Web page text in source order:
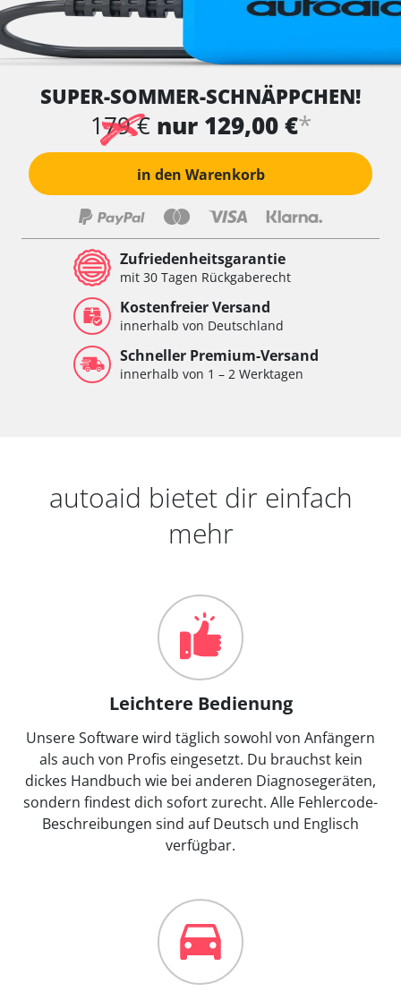
SUPER-SOMMER-SCHNÄPPCHEN!
179 € nur 129,00 €*
in den Warenkorb
Zufriedenheitsgarantie
mit 30 Tagen Rückgaberecht
Kostenfreier Versand
innerhalb von Deutschland
Schneller Premium-Versand
innerhalb von 1 – 2 Werktagen
autoaid bietet dir einfach
mehr
Leichtere Bedienung
Unsere Software wird täglich sowohl von Anfängern
als auch von Profis eingesetzt. Du brauchst kein
dickes Handbuch wie bei anderen Diagnosegeräten,
sondern findest dich sofort zurecht. Alle Fehlercode-
Beschreibungen sind auf Deutsch und Englisch
verfügbar.